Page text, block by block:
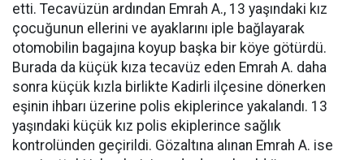
etti. Tecavüzün ardından Emrah A., 13 yaşındaki kız
çocuğunun ellerini ve ayaklarını iple bağlayarak
otomobilin bagajına koyup başka bir köye götürdü.
Burada da küçük kıza tecavüz eden Emrah A. daha
sonra küçük kızla birlikte Kadirli ilçesine dönerken
eşinin ihbarı üzerine polis ekiplerince yakalandı. 13
yaşındaki küçük kız polis ekiplerince sağlık
kontrolünden geçirildi. Gözaltına alınan Emrah A. ise